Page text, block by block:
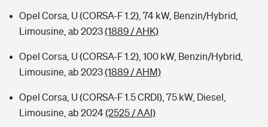
Opel Corsa, U (CORSA-F 1.2), 74 kW, Benzin/Hybrid,
Limousine, ab 2023(1889 / AHK)
Opel Corsa, U (CORSA-F 1.2), 100 kW, Benzin/Hybrid,
Limousine, ab 2023(1889 / AHM)
Opel Corsa, U (CORSA-F 1.5 CRDI), 75 kW, Diesel,
Limousine, ab 2024(2525 / AAI)